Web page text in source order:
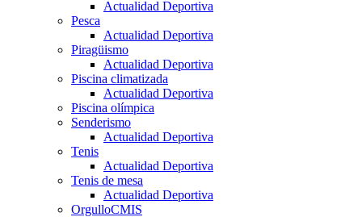
Actualidad Deportiva
Pesca
Actualidad Deportiva
Piragüismo
Actualidad Deportiva
Piscina climatizada
Actualidad Deportiva
Piscina olímpica
Senderismo
Actualidad Deportiva
Tenis
Actualidad Deportiva
Tenis de mesa
Actualidad Deportiva
OrgulloCMIS